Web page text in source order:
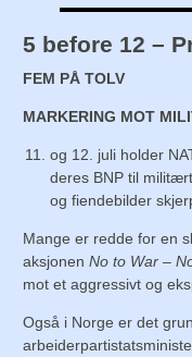
5 before 12 –
FEM PÅ TOLV
MARKERING MOT
og 12. juli holder
deres BNP til
og fiendebilder
Mange er redde for en
aksjonenNo to War –
mot et aggressivt og
Også i Norge er det